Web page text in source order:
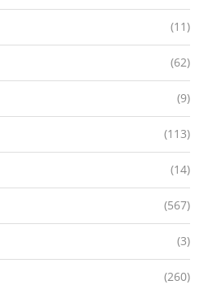
(11)
(62)
(9)
(113)
(14)
(567)
(3)
(260)